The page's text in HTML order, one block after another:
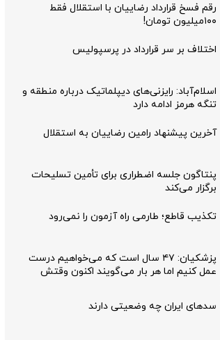
رقم فسخ قرارداد رضاییان با استقلال فقط
۱۰۰میلیون تومان!
اختلاف بر سر قرارداد در پرسپولیس
اسلام‌آباد: رایزنی‌های دیپلماتیک درباره منطقه و
تنگه هرمز ادامه دارد
آخرین پیشنهاد رامین رضاییان به استقلال
پنتاگون جلسه اضطراری برای تأمین تسلیحات
برگزار می‌کند
تکذیب قاطع؛‌ طارمی راه آزمون را نمی‌رود
پزشکیان: ۴۷ سال است که می‌خواهیم درست
عمل کنیم اما هر بار می‌گویند اکنون وقتش
سدهای ایران چه وضعیتی دارند